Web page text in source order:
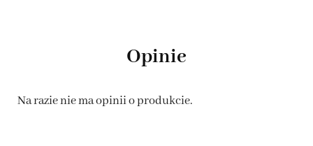
Opinie
Na razie nie ma opinii o produkcie.